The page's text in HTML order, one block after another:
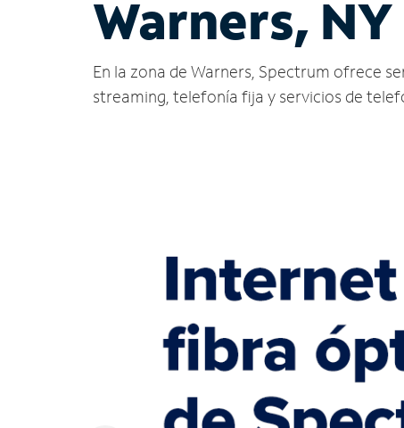
Warners, NY
En la zona de Warners, Spectrum ofrece
streaming, telefonía fija y servicios de